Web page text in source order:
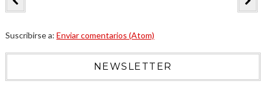
Suscribirse a: Enviar comentarios (Atom)
NEWSLETTER